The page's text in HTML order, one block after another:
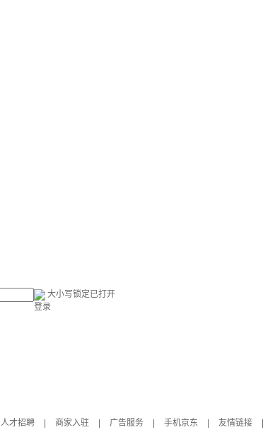
大小写锁定已打开
登录
人才招聘 商家入驻 广告服务 手机京东 友情链接